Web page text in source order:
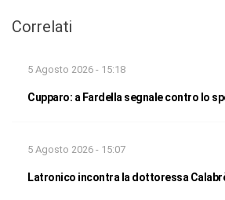
Correlati
5 Agosto 2026 - 15:18
Cupparo: a Fardella segnale contro lo
5 Agosto 2026 - 15:07
Latronico incontra la dottoressa